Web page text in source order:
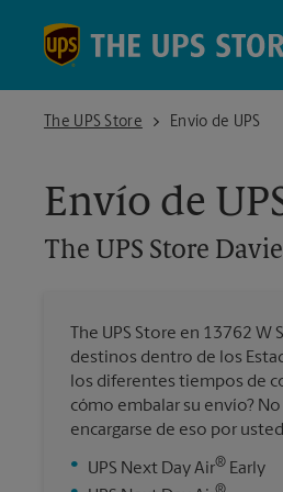
The UPS Store
The UPS Store DavieEnvío de UPS
Envío de
The UPS Store Davie
The UPS Store en 13762
destinos dentro de los
los diferentes tiempos de
cómo embalar su envío?
encargarse de eso por
•
UPS Next Day Air® Early